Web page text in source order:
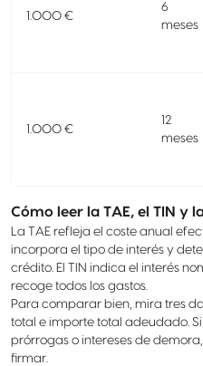
1.000 €
6
meses
1.000 €
12
meses
Cómo leer la TAE, el TIN y
La TAE refleja el coste anual
incorpora el tipo de interés y
crédito. El TIN indica el interés
recoge todos los gastos.
Para comparar bien, mira tres
total e importe total adeudado.
prórrogas o intereses de
firmar.